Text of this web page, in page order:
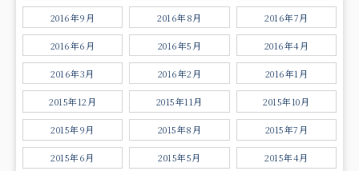
2016年9月 2016年8月 2016年7月
2016年6月 2016年5月 2016年4月
2016年3月 2016年2月 2016年1月
2015年12月 2015年11月 2015年10月
2015年9月 2015年8月 2015年7月
2015年6月 2015年5月 2015年4月